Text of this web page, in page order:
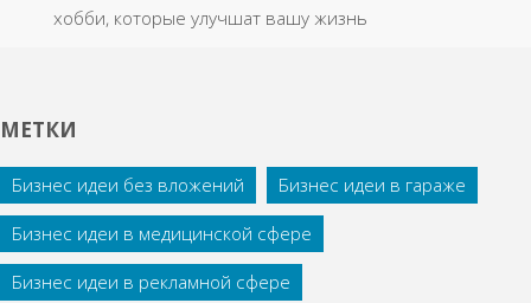
хобби, которые улучшат вашу жизнь
МЕТКИ
Бизнес идеи без вложений
Бизнес идеи в гараже
Бизнес идеи в медицинской сфере
Бизнес идеи в рекламной сфере